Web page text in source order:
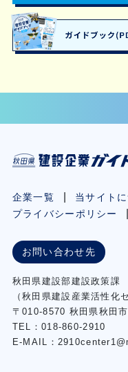
企業一覧
当サイト
プライバシーポリシー
お問い合わせ先
秋⽥県建設部建設政策課
（秋⽥県建設産業活性化
〒010-8570 秋田県秋田
TEL：018-860-2910
E-MAIL：